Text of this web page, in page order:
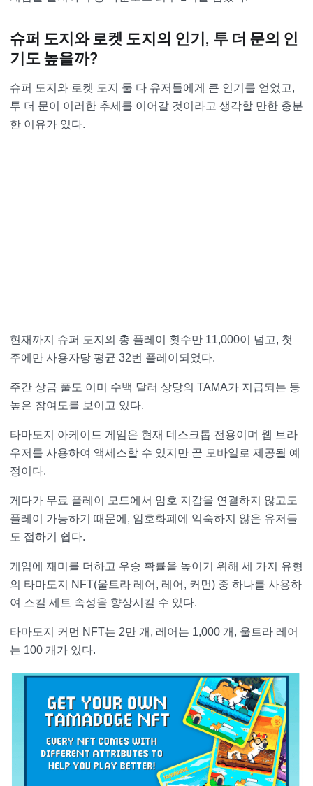
슈퍼 도지와 로켓 도지의 인기, 투 더 문의 인
기도 높을까?
슈퍼 도지와 로켓 도지 둘 다 유저들에게 큰 인기를 얻었고,
투 더 문이 이러한 추세를 이어갈 것이라고 생각할 만한 충분
한 이유가 있다.
현재까지 슈퍼 도지의 총 플레이 횟수만 11,000이 넘고, 첫
주에만 사용자당 평균 32번 플레이되었다.
주간 상금 풀도 이미 수백 달러 상당의 TAMA가 지급되는 등
높은 참여도를 보이고 있다.
타마도지 아케이드 게임은 현재 데스크톱 전용이며 웹 브라
우저를 사용하여 액세스할 수 있지만 곧 모바일로 제공될 예
정이다.
게다가 무료 플레이 모드에서 암호 지갑을 연결하지 않고도
플레이 가능하기 때문에, 암호화폐에 익숙하지 않은 유저들
도 접하기 쉽다.
게임에 재미를 더하고 우승 확률을 높이기 위해 세 가지 유형
의 타마도지 NFT(울트라 레어, 레어, 커먼) 중 하나를 사용하
여 스킬 세트 속성을 향상시킬 수 있다.
타마도지 커먼 NFT는 2만 개, 레어는 1,000 개, 울트라 레어
는 100 개가 있다.